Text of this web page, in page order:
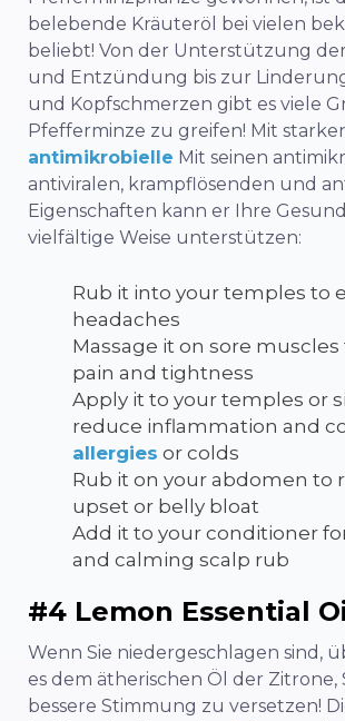
belebende Kräuteröl bei vielen
beliebt! Von der Unterstützung
und Entzündung bis zur
und Kopfschmerzen gibt es viele
Pfefferminze zu greifen! Mit
antimikrobielle Mit seinen
antiviralen, krampflösenden und
Eigenschaften kann er Ihre
vielfältige Weise unterstützen:
Rub it into your temples to
headaches
Massage it on sore
pain and tightness
Apply it to your temples or
reduce inflammation and
allergies or colds
Rub it on your abdomen to
upset or belly bloat
Add it to your conditioner
and calming scalp rub
#4 Lemon Essential
Wenn Sie niedergeschlagen sind,
es dem ätherischen Öl der Zitrone,
bessere Stimmung zu versetzen!